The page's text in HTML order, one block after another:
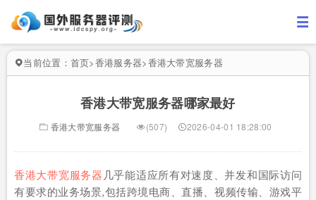
当前位置： 首页>香港服务器>香港大带宽服务器
香港大带宽服务器哪家最好
香港大带宽服务器 (507) 2026-04-01 18:28:00
香港大带宽服务器 几乎能适应所有对速度、并发和国际访问
有要求的业务场景,包括跨境电商、直播、视频传输、游戏平